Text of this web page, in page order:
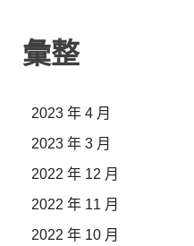
彙整
2023 年 4 月
2023 年 3 月
2022 年 12 月
2022 年 11 月
2022 年 10 月